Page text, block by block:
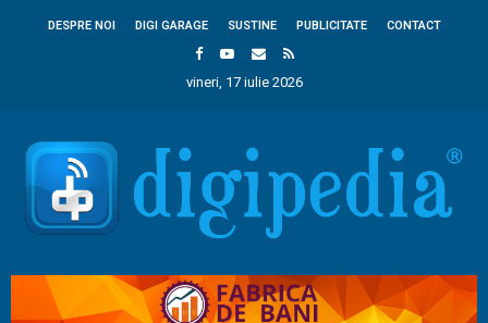
DESPRE NOI DIGI GARAGE SUSTINE PUBLICITATE CONTACT
vineri, 17 iulie 2026